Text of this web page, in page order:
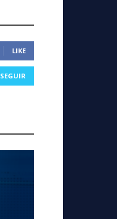
LIKE
SEGUIR